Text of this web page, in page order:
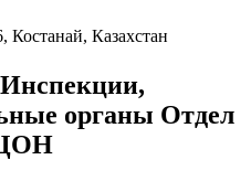
Костанай, Казахстан
органы Отдел